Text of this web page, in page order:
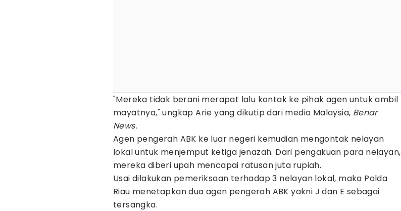
"Mereka tidak berani merapat lalu kontak ke pihak agen untuk ambil
mayatnya," ungkap Arie yang dikutip dari media Malaysia, Benar
News.
Agen pengerah ABK ke luar negeri kemudian mengontak nelayan
lokal untuk menjemput ketiga jenazah. Dari pengakuan para nelayan,
mereka diberi upah mencapai ratusan juta rupiah.
Usai dilakukan pemeriksaan terhadap 3 nelayan lokal, maka Polda
Riau menetapkan dua agen pengerah ABK yakni J dan E sebagai
tersangka.